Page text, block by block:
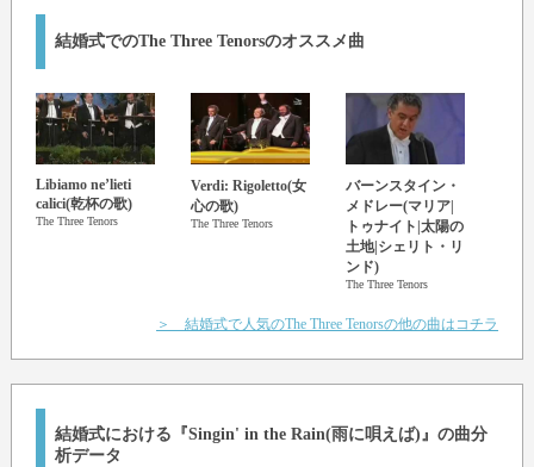
結婚式でのThe Three Tenorsのオススメ曲
Libiamo ne’lieti
calici(乾杯の歌)
The Three Tenors
Verdi: Rigoletto(女
心の歌)
The Three Tenors
バーンスタイン・
メドレー(マリア|
トゥナイト|太陽の
土地|シェリト・リ
ンド)
The Three Tenors
＞ 結婚式で人気のThe Three Tenorsの他の曲はコチラ
結婚式における『Singin' in the Rain(雨に唄えば)』の曲分
析データ